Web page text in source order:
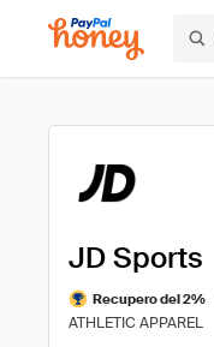
JD Sports
Recupero del 2%
ATHLETIC APPAREL